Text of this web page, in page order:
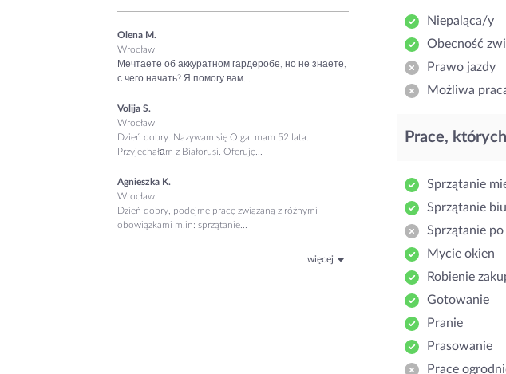
Olena M.
Wrocław
Мечтаете об аккуратном гардеробе, но не знаете,
с чего начать? Я помогу вам...
Volija S.
Wrocław
Dzień dobry. Nazywam się Olga. mam 52 lata.
Przyjechałаm z Białorusi. Oferuję...
Agnieszka K.
Wrocław
Dzień dobry, podejmę pracę związaną z różnymi
obowiązkami m.in: sprzątanie...
więcej
Niepaląca/y
Obecność
Prawo jazdy
Możliwa
Prace,
Sprzątanie
Sprzątanie
Sprzątanie
Mycie okien
Robienie
Gotowanie
Pranie
Prasowanie
Prace